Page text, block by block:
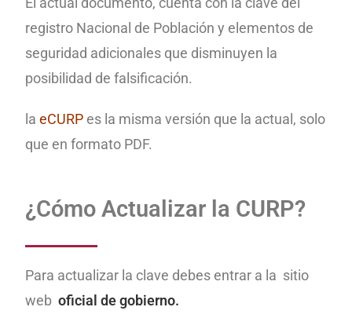
registro Nacional de Población y elementos de
seguridad adicionales que disminuyen la
posibilidad de falsificación.
laeCURP es la misma versión que la actual, solo
que en formato PDF.
¿Cómo Actualizar la CURP?
Para actualizar la clave debes entrar a la sitio
weboficial de gobierno.